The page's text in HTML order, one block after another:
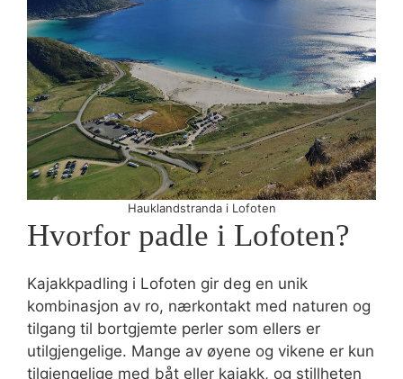
Hauklandstranda i Lofoten
Hvorfor padle i Lofoten?
Kajakkpadling i Lofoten gir deg en unik
kombinasjon av ro, nærkontakt med naturen og
tilgang til bortgjemte perler som ellers er
utilgjengelige. Mange av øyene og vikene er kun
tilgjengelige med båt eller kajakk, og stillheten